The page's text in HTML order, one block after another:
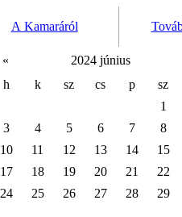
A Kamaráról
«
2024 június
h
k sz cs p
sz
1
3
4 5 6 7
8
10
11 12 13 14
15
17
18 19 20 21
22
24
25 26 27 28 29